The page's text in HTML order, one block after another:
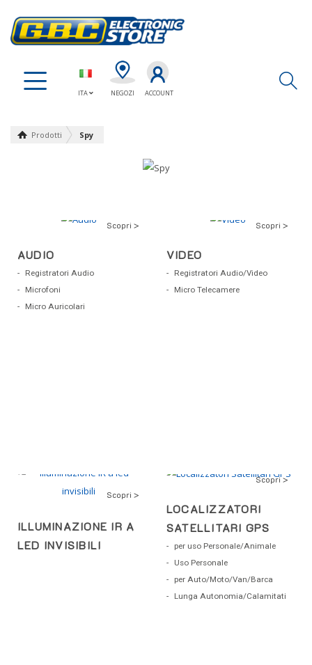
ITA NEGOZI ACCOUNT
Prodotti Spy
Scopri >
AUDIO
Registratori Audio
Microfoni
Micro Auricolari
Scopri >
VIDEO
Registratori Audio/Video
Micro Telecamere
Scopri >
ILLUMINAZIONE IR A
LED INVISIBILI
Scopri >
LOCALIZZATORI
SATELLITARI GPS
per uso Personale/Animale
Uso Personale
per Auto/Moto/Van/Barca
Lunga Autonomia/Calamitati